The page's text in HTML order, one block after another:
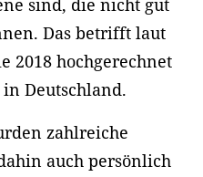
sind, die nicht gut
Das betrifft laut
2018 hochgerechnet
Deutschland.
zahlreiche
auch persönlich